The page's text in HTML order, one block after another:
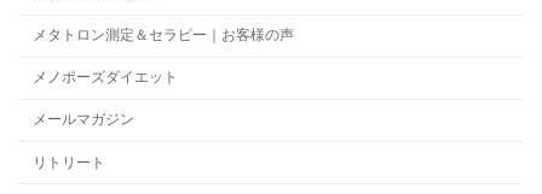
メタトロン測定＆セラピー｜お客様の声
メノポーズダイエット
メールマガジン
リトリート